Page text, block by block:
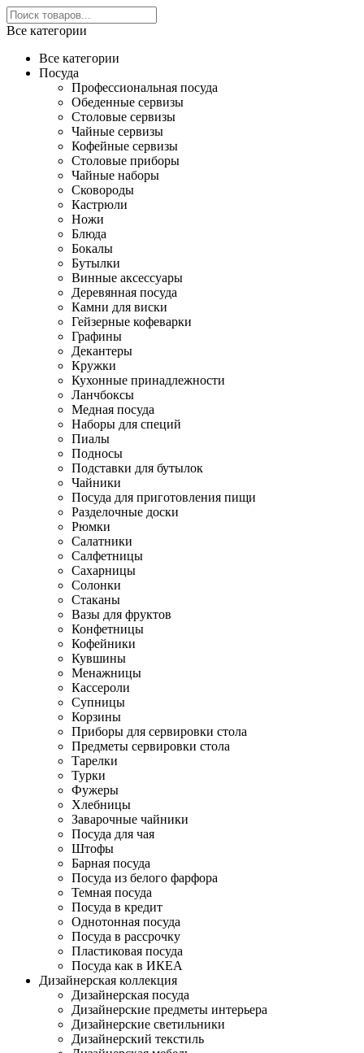
Все категории
Все категории
Посуда
Профессиональная посуда
Обеденные сервизы
Столовые сервизы
Чайные сервизы
Кофейные сервизы
Столовые приборы
Чайные наборы
Сковороды
Кастрюли
Ножи
Блюда
Бокалы
Бутылки
Винные аксессуары
Деревянная посуда
Камни для виски
Гейзерные кофеварки
Графины
Декантеры
Кружки
Кухонные принадлежности
Ланчбоксы
Медная посуда
Наборы для специй
Пиалы
Подносы
Подставки для бутылок
Чайники
Посуда для приготовления пищи
Разделочные доски
Рюмки
Салатники
Салфетницы
Сахарницы
Солонки
Стаканы
Вазы для фруктов
Конфетницы
Кофейники
Кувшины
Менажницы
Кассероли
Супницы
Корзины
Приборы для сервировки стола
Предметы сервировки стола
Тарелки
Турки
Фужеры
Хлебницы
Заварочные чайники
Посуда для чая
Штофы
Барная посуда
Посуда из белого фарфора
Темная посуда
Посуда в кредит
Однотонная посуда
Посуда в рассрочку
Пластиковая посуда
Посуда как в ИКЕА
Дизайнерская коллекция
Дизайнерская посуда
Дизайнерские предметы интерьера
Дизайнерские светильники
Дизайнерский текстиль